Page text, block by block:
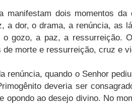
manifestam dois momentos da
a dor, o drama, a renúncia, as
gozo, a paz, a ressurreição.
de morte e ressurreição, cruz e
renúncia, quando o Senhor
deveria ser
opondo ao desejo divino. No